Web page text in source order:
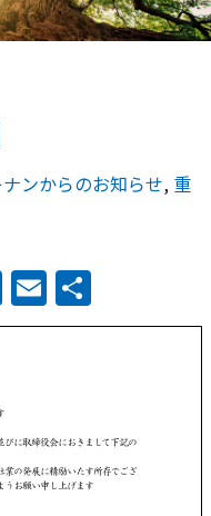
ンからのお知らせ, 重
Evernote
Email
有